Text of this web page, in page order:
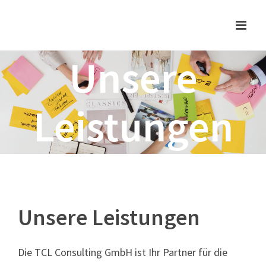
Unsere
Leistungen
Unsere Leistungen
Die TCL Consulting GmbH ist Ihr Partner für die